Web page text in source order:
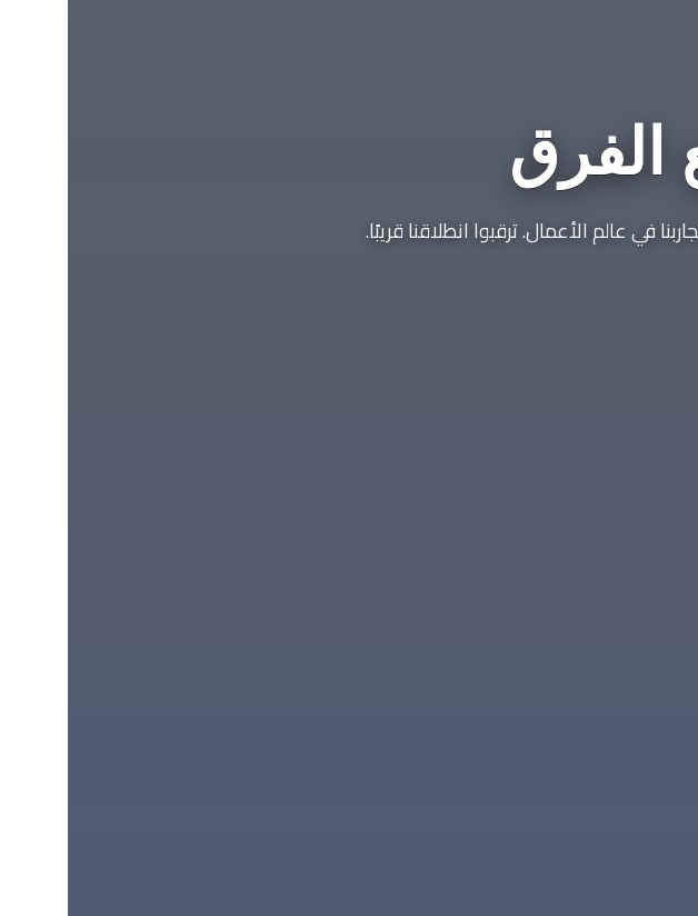
الفرق
في عالم الأعمال. ترقبوا انطلاقنا قريبًا.